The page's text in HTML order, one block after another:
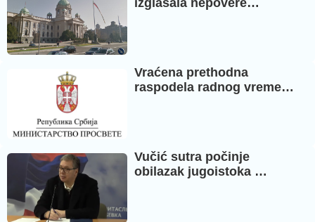
Vraćena prethodna
raspodela radnog vreme…
Vučić sutra počinje
obilazak jugoistoka …